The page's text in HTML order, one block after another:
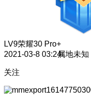
LV9荣耀30 Pro+
2021-03-8 03:24属地未知
关注